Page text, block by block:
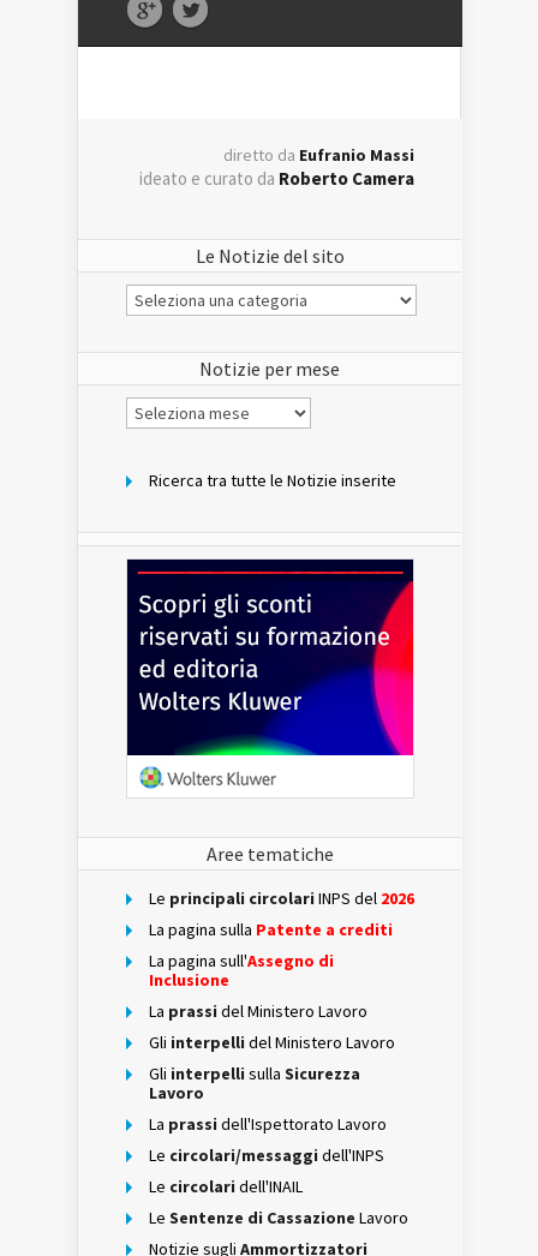
diretto da Eufranio Massi
ideato e curato da Roberto Camera
Le Notizie del sito
Le
Notizie
Notizie per mese
Notizie
per
Ricerca tra tutte le Notizie inserite
Aree tematiche
Le principali circolari INPS del 2026
La pagina sulla Patente a crediti
La pagina sull'Assegno di
Inclusione
La prassi del Ministero Lavoro
Gli interpelli del Ministero Lavoro
Gli interpelli sulla Sicurezza
Lavoro
La prassi dell'Ispettorato Lavoro
Le circolari/messaggi dell'INPS
Le circolari dell'INAIL
Le Sentenze di Cassazione Lavoro
Notizie sugli Ammortizzatori